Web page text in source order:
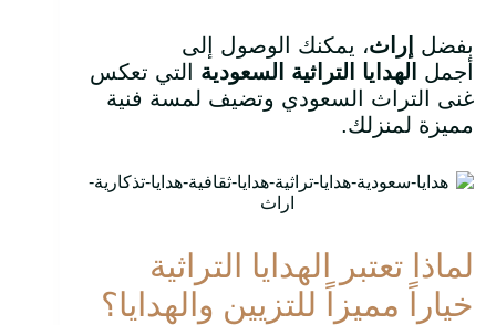
بفضل إراث، يمكنك الوصول إلى
أجمل
الهدايا التراثية السعودية التي تعكس
غنى التراث السعودي وتضيف لمسة فنية
مميزة لمنزلك.
لماذا تعتبر الهدايا التراثية
خياراً مميزاً للتزيين والهدايا؟